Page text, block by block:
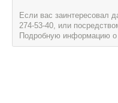
Если вас заинтересовал
274-53-40, или
Подробную информацию о